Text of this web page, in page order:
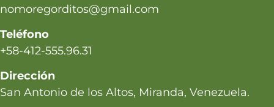
nomoregorditos@gmail.com
Teléfono
+58-412-555.96.31
Dirección
San Antonio de los Altos, Miranda, Venezuela.